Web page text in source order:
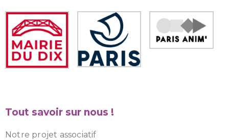
Tout savoir sur nous !
Notre projet associatif